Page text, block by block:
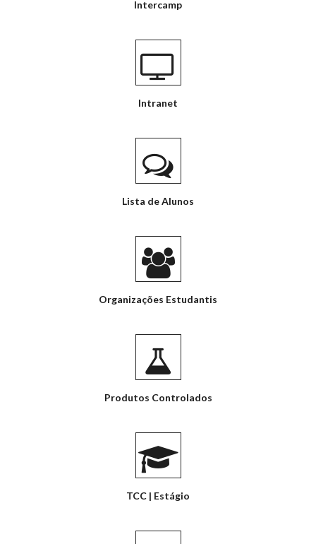
Intercamp
Intranet
Lista de Alunos
Organizações Estudantis
Produtos Controlados
TCC | Estágio